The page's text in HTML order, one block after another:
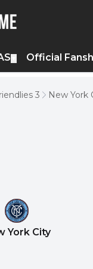
Official
3 New York
York City